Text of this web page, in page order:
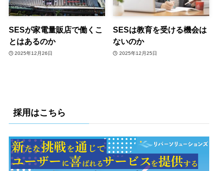
SESが家電量販店で働くこ
とはあるのか
2025年12月26日
SESは教育を受ける機会は
ないのか
2025年12月25日
採用はこちら